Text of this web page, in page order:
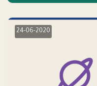
24-06-2020